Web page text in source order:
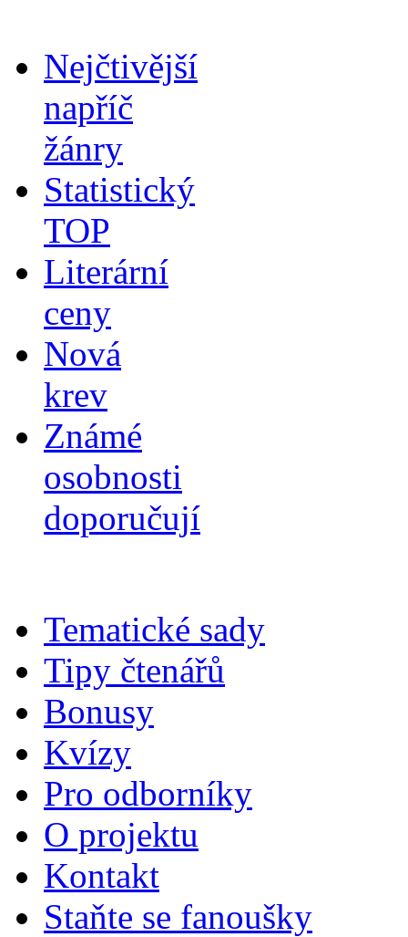
Nejčtivější
napříč
žánry
Statistický
TOP
Literární
ceny
Nová
krev
Známé
osobnosti
doporučují
Tematické sady
Tipy čtenářů
Bonusy
Kvízy
Pro odborníky
O projektu
Kontakt
Staňte se fanoušky